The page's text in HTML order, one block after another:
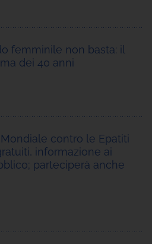
femminile non basta: il
dei 40 anni
contro le Epatiti
informazione ai
parteciperà anche